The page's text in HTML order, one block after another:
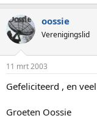
oossie
Verenigingslid
11 mrt 2003
Gefeliciteerd , en
Groeten Oossie